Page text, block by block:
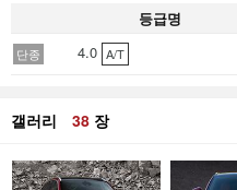
등급명
단종 4.0 A/T
갤러리 38 장